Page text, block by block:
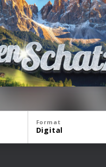
Format
Digital